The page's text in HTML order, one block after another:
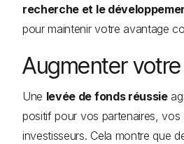
recherche et le
pour maintenir votre avantage
Augmenter
Une levée de fonds réussie
positif pour vos partenaires,
investisseurs. Cela montre que